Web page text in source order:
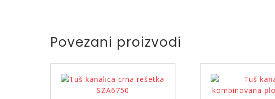
Povezani proizvodi